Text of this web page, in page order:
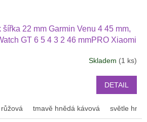
22 mm Garmin Venu 4 45 mm,
GT 6 5 4 3 2 46 mmPRO Xiaomi
Skladem (1 ks)
DETAIL
tmavě hnědá kávová světle